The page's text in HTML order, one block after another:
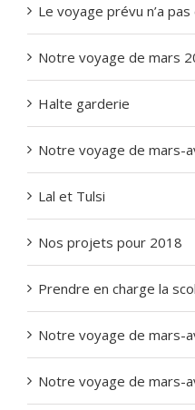
Le voyage prévu n’a pas
Notre voyage de mars
Halte garderie
Notre voyage de mars-
Lal et Tulsi
Nos projets pour 2018
Prendre en charge la
Notre voyage de mars-
Notre voyage de mars-